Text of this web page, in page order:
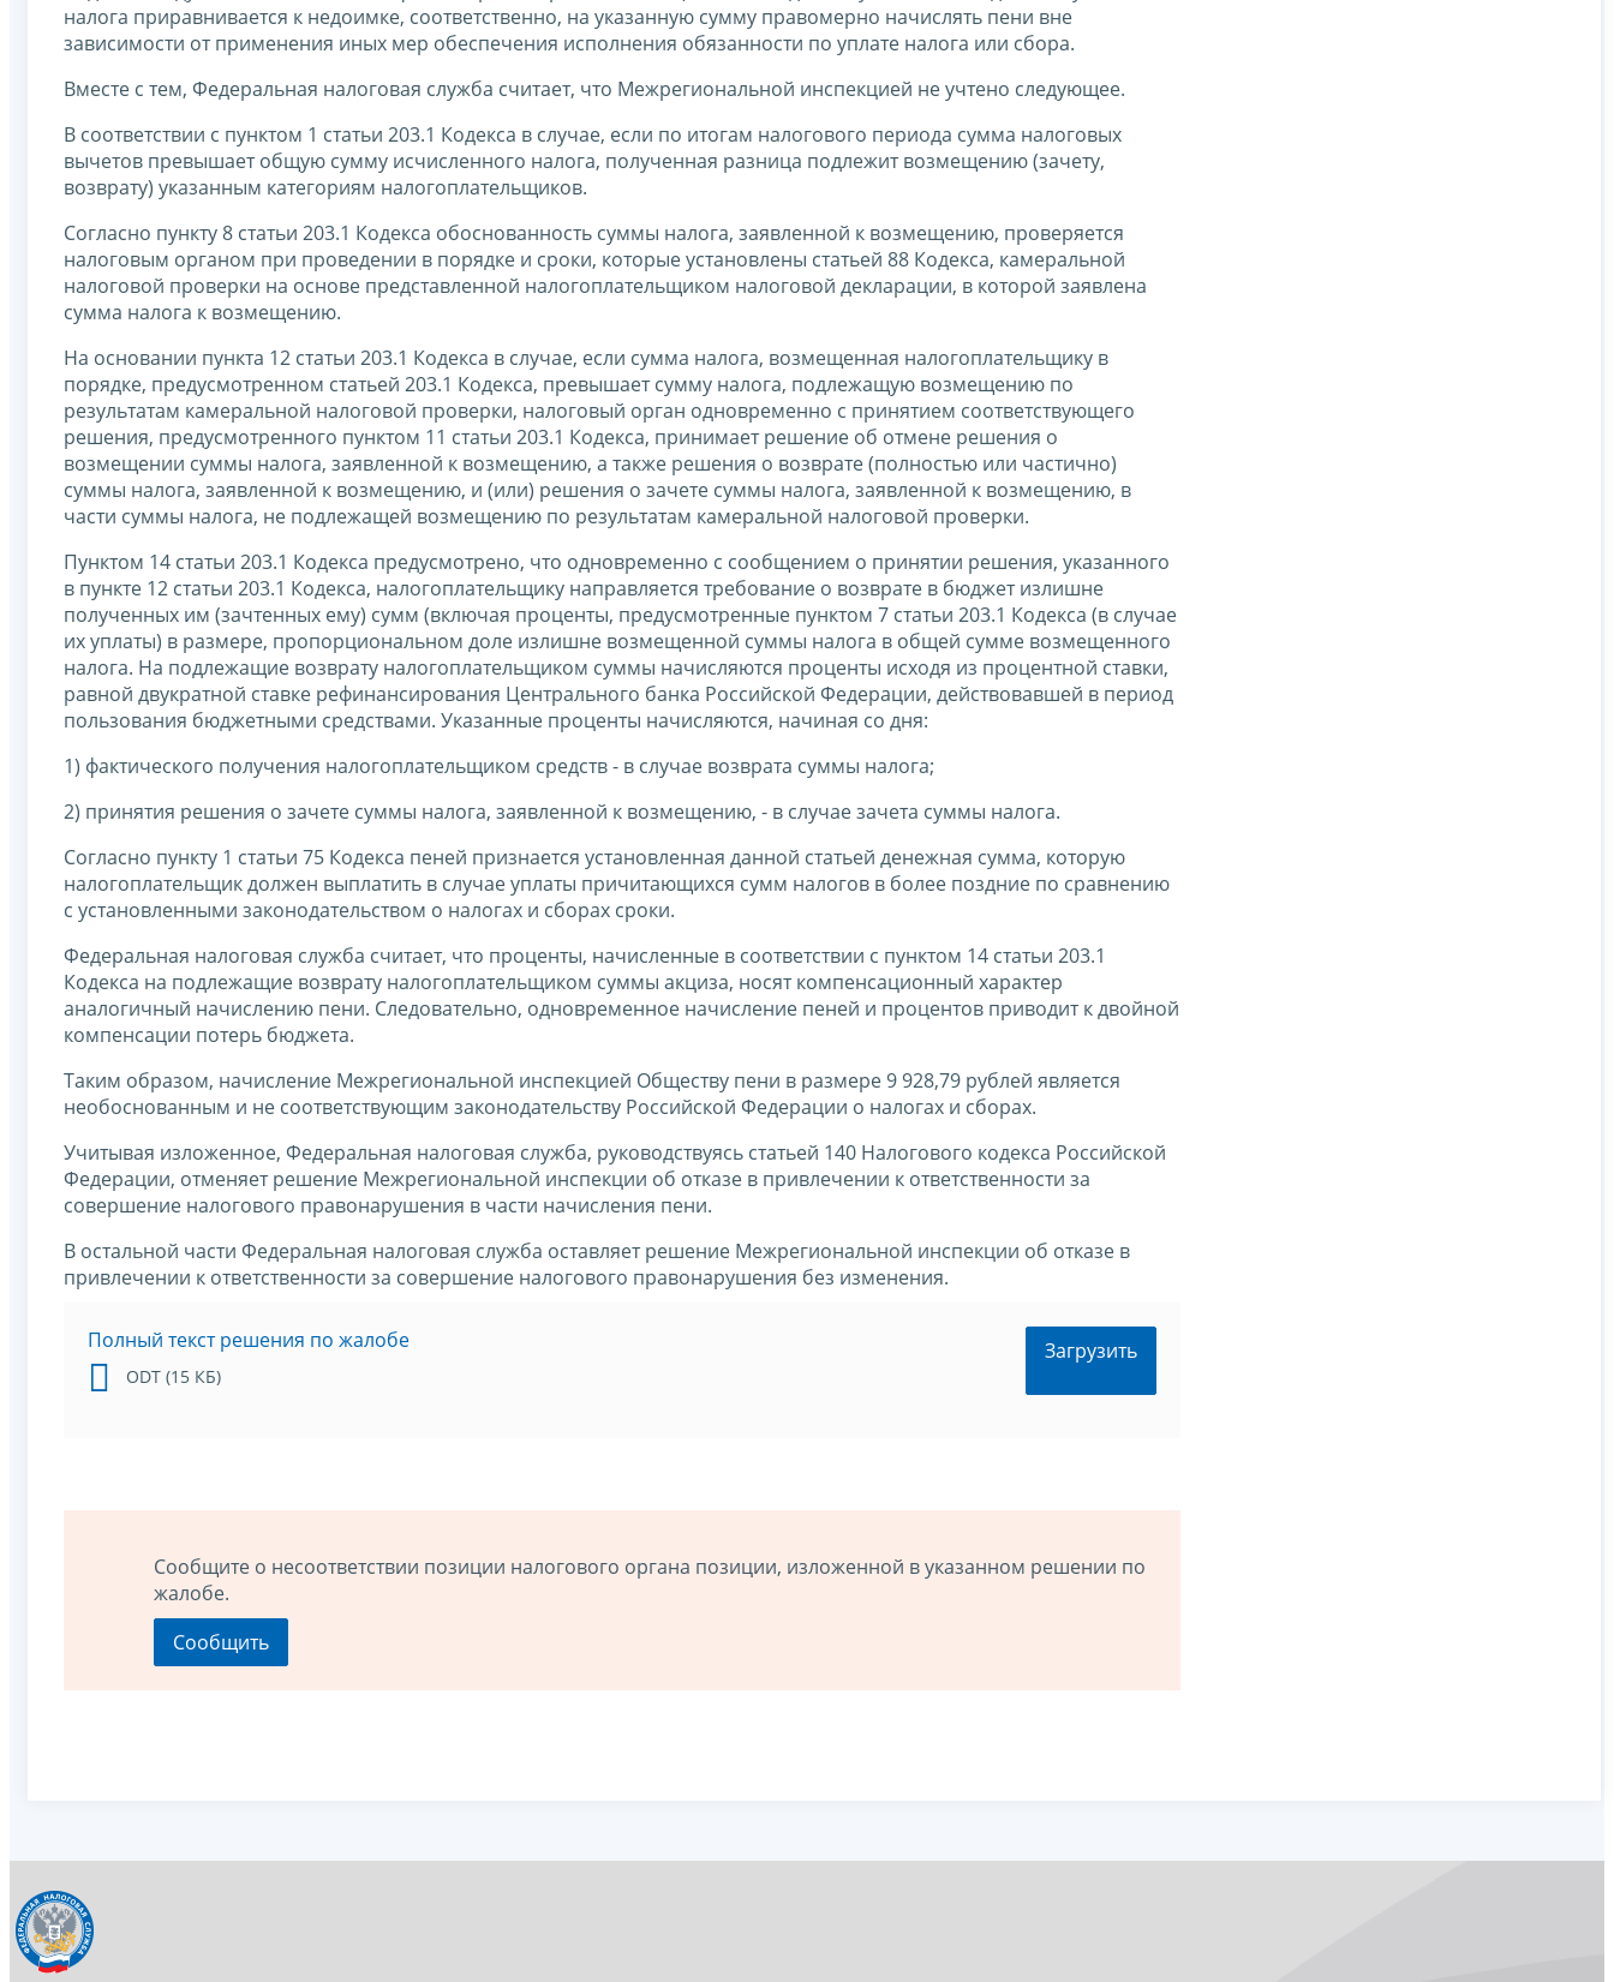
налога приравнивается к недоимке, соответственно, на указанную сумму правомерно начислять пени вне
зависимости от применения иных мер обеспечения исполнения обязанности по уплате налога или сбора.
Вместе с тем, Федеральная налоговая служба считает, что Межрегиональной инспекцией не учтено следующее.
В соответствии с пунктом 1 статьи 203.1 Кодекса в случае, если по итогам налогового периода сумма налоговых
вычетов превышает общую сумму исчисленного налога, полученная разница подлежит возмещению (зачету,
возврату) указанным категориям налогоплательщиков.
Согласно пункту 8 статьи 203.1 Кодекса обоснованность суммы налога, заявленной к возмещению, проверяется
налоговым органом при проведении в порядке и сроки, которые установлены статьей 88 Кодекса, камеральной
налоговой проверки на основе представленной налогоплательщиком налоговой декларации, в которой заявлена
сумма налога к возмещению.
На основании пункта 12 статьи 203.1 Кодекса в случае, если сумма налога, возмещенная налогоплательщику в
порядке, предусмотренном статьей 203.1 Кодекса, превышает сумму налога, подлежащую возмещению по
результатам камеральной налоговой проверки, налоговый орган одновременно с принятием соответствующего
решения, предусмотренного пунктом 11 статьи 203.1 Кодекса, принимает решение об отмене решения о
возмещении суммы налога, заявленной к возмещению, а также решения о возврате (полностью или частично)
суммы налога, заявленной к возмещению, и (или) решения о зачете суммы налога, заявленной к возмещению, в
части суммы налога, не подлежащей возмещению по результатам камеральной налоговой проверки.
Пунктом 14 статьи 203.1 Кодекса предусмотрено, что одновременно с сообщением о принятии решения, указанного
в пункте 12 статьи 203.1 Кодекса, налогоплательщику направляется требование о возврате в бюджет излишне
полученных им (зачтенных ему) сумм (включая проценты, предусмотренные пунктом 7 статьи 203.1 Кодекса (в случае
их уплаты) в размере, пропорциональном доле излишне возмещенной суммы налога в общей сумме возмещенного
налога. На подлежащие возврату налогоплательщиком суммы начисляются проценты исходя из процентной ставки,
равной двукратной ставке рефинансирования Центрального банка Российской Федерации, действовавшей в период
пользования бюджетными средствами. Указанные проценты начисляются, начиная со дня:
1) фактического получения налогоплательщиком средств - в случае возврата суммы налога;
2) принятия решения о зачете суммы налога, заявленной к возмещению, - в случае зачета суммы налога.
Согласно пункту 1 статьи 75 Кодекса пеней признается установленная данной статьей денежная сумма, которую
налогоплательщик должен выплатить в случае уплаты причитающихся сумм налогов в более поздние по сравнению
с установленными законодательством о налогах и сборах сроки.
Федеральная налоговая служба считает, что проценты, начисленные в соответствии с пунктом 14 статьи 203.1
Кодекса на подлежащие возврату налогоплательщиком суммы акциза, носят компенсационный характер
аналогичный начислению пени. Следовательно, одновременное начисление пеней и процентов приводит к двойной
компенсации потерь бюджета.
Таким образом, начисление Межрегиональной инспекцией Обществу пени в размере 9 928,79 рублей является
необоснованным и не соответствующим законодательству Российской Федерации о налогах и сборах.
Учитывая изложенное, Федеральная налоговая служба, руководствуясь статьей 140 Налогового кодекса Российской
Федерации, отменяет решение Межрегиональной инспекции об отказе в привлечении к ответственности за
совершение налогового правонарушения в части начисления пени.
В остальной части Федеральная налоговая служба оставляет решение Межрегиональной инспекции об отказе в
привлечении к ответственности за совершение налогового правонарушения без изменения.
Полный текст решения по жалобе
ODT (15 КБ)
Загрузить
Сообщите о несоответствии позиции налогового органа позиции, изложенной в указанном решении по
жалобе.